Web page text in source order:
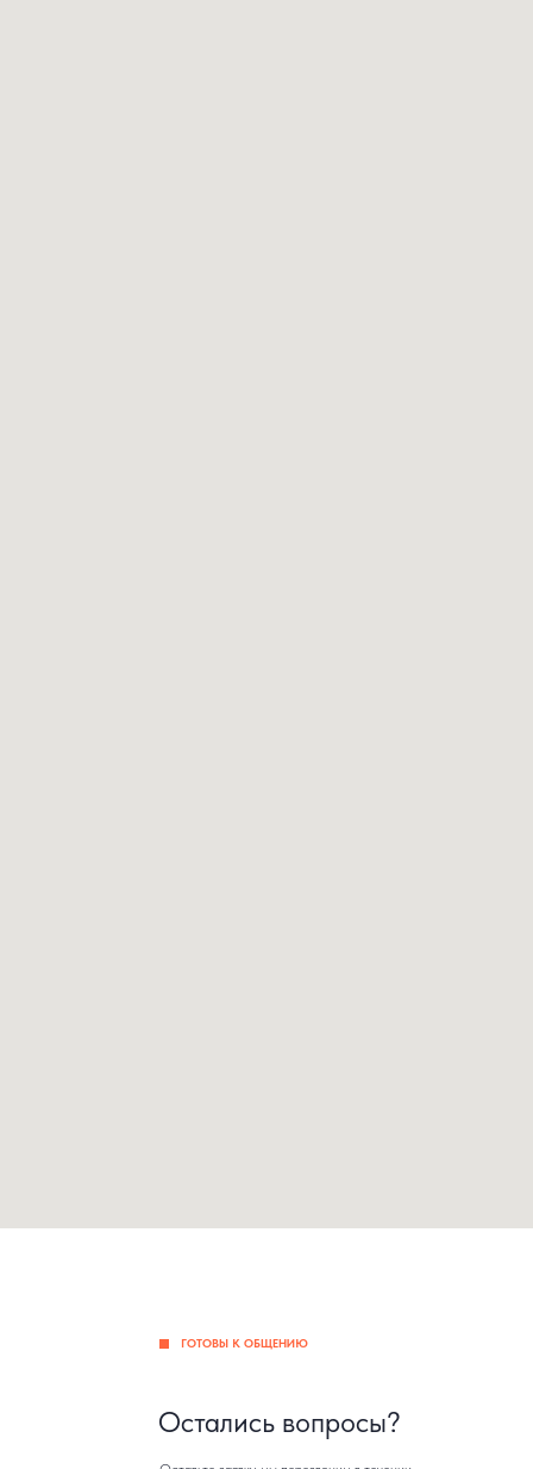
Остались вопросы?
ГОТОВЫ К ОБЩЕНИЮ